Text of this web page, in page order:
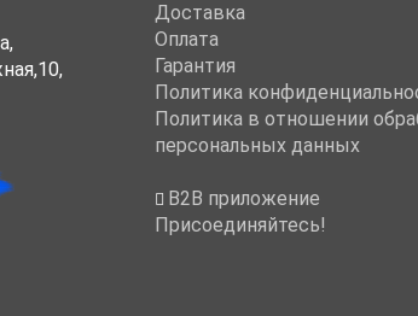
,
Доставка
Оплата
Гарантия
Политика
Политика в отношении
персональных данных
B2B приложение
Присоединяйтесь!